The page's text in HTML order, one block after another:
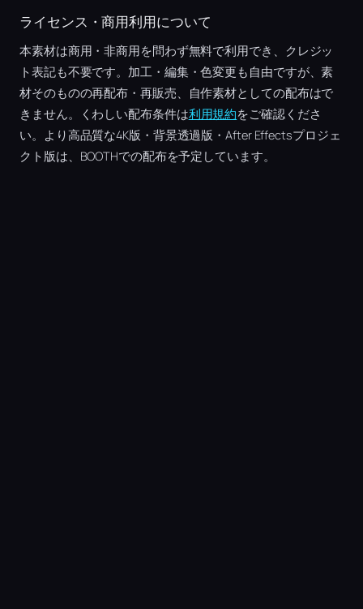
ライセンス・商用利用について
本素材は商用・非商用を問わず無料で利用でき、クレジッ
ト表記も不要です。加工・編集・色変更も自由ですが、素
材そのものの再配布・再販売、自作素材としての配布はで
きません。くわしい配布条件は利用規約をご確認くださ
い。より高品質な4K版・背景透過版・After Effectsプロジェ
クト版は、BOOTHでの配布を予定しています。